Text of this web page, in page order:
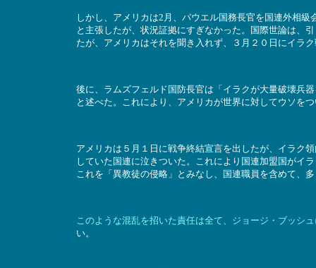
しかし、アメリカは2月、パウエル国務長官を国連外相
と主張したが、状況証拠にすぎなかった。国際世論は、
たが、アメリカはそれを聞き入れず、３月２０日にイラ
後に、ラムズフェルド国防長官は「イラクが大量破壊兵
と述べた。これにより、アメリカが世界に対してウソを
アメリカは５月１日に戦争終結宣言を出したが、イラク
していた国連に泣きついた。これにより国連加盟国がイ
これを「異教徒の侵略」とみなし、国連職員を含めて、
このような混乱を招いた責任は全て、ジョージ・ブッシ
い。